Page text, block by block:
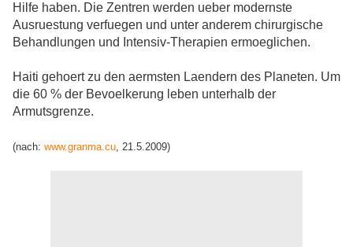
Hilfe haben. Die Zentren werden ueber modernste
Ausruestung verfuegen und unter anderem chirurgische
Behandlungen und Intensiv-Therapien ermoeglichen.
Haiti gehoert zu den aermsten Laendern des Planeten. Um
die 60 % der Bevoelkerung leben unterhalb der
Armutsgrenze.
(nach: www.granma.cu, 21.5.2009)